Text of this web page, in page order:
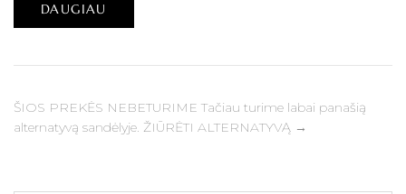
DAUGIAU
ŠIOS PREKĖS NEBETURIME Tačiau turime labai panašią
alternatyvą sandėlyje. ŽIŪRĖTI ALTERNATYVĄ →